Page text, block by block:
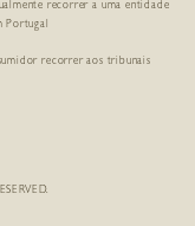
recorrer a uma entidade
Portugal
recorrer aos tribunais